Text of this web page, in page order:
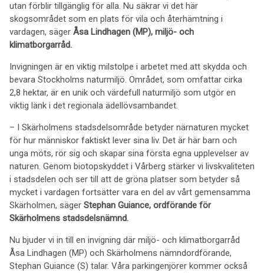
utan förblir tillgänglig för alla. Nu säkrar vi det här
skogsområdet som en plats för vila och återhämtning i
vardagen, säger Åsa Lindhagen (MP), miljö- och
klimatborgarråd.
Invigningen är en viktig milstolpe i arbetet med att skydda och
bevara Stockholms naturmiljö. Området, som omfattar cirka
2,8 hektar, är en unik och värdefull naturmiljö som utgör en
viktig länk i det regionala ädellövsambandet.
– I Skärholmens stadsdelsområde betyder närnaturen mycket
för hur människor faktiskt lever sina liv. Det är här barn och
unga möts, rör sig och skapar sina första egna upplevelser av
naturen. Genom biotopskyddet i Vårberg stärker vi livskvaliteten
i stadsdelen och ser till att de gröna platser som betyder så
mycket i vardagen fortsätter vara en del av vårt gemensamma
Skärholmen, säger Stephan Guiance, ordförande för
Skärholmens stadsdelsnämnd.
Nu bjuder vi in till en invigning där miljö- och klimatborgarråd
Åsa Lindhagen (MP) och Skärholmens nämndordförande,
Stephan Guiance (S) talar. Våra parkingenjörer kommer också